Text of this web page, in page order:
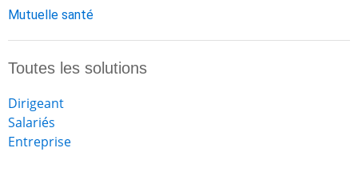
Mutuelle santé
Toutes les solutions
Dirigeant
Salariés
Entreprise